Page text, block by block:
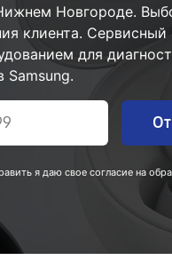
Новгороде.
клиента. Сервисный
для
Samsung.
я даю свое согласие на